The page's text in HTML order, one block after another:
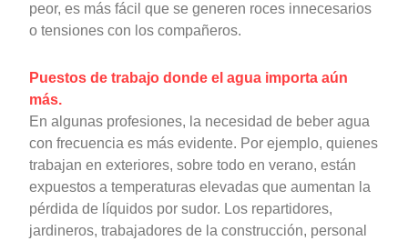
peor, es más fácil que se generen roces innecesarios
o tensiones con los compañeros.
Puestos de trabajo donde el agua importa aún
más.
En algunas profesiones, la necesidad de beber agua
con frecuencia es más evidente. Por ejemplo, quienes
trabajan en exteriores, sobre todo en verano, están
expuestos a temperaturas elevadas que aumentan la
pérdida de líquidos por sudor. Los repartidores,
jardineros, trabajadores de la construcción, personal